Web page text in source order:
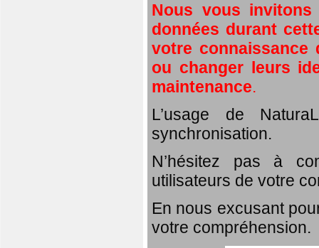
Nous vous
données durant
votre connaissance
ou changer leurs
maintenance.
L’usage de
synchronisation.
N’hésitez pas à
utilisateurs de votre
En nous excusant
votre compréhension.